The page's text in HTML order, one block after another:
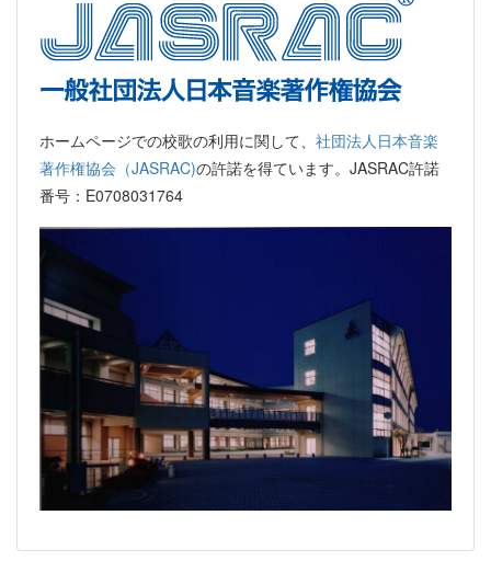
ホームページでの校歌の利用に関して、 社団法人日本音楽
著作権協会（JASRAC)の許諾を得ています。JASRAC許諾
番号：E0708031764